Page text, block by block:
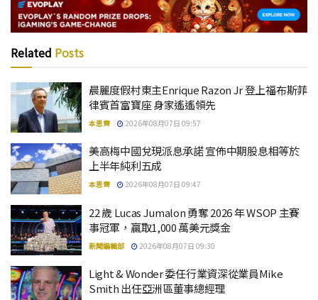
Related Posts
晨麗度假村東主Enrique Razon Jr 登上福布斯菲
律賓首富寶座 身家遙遙領先
本思齊 2026年08月07日 09:57
美高梅中國兌現派息承諾 宣佈中期股息相等於
上半年純利五成
本思齊 2026年08月07日 09:47
22 歲 Lucas Jumalon 勇奪 2026 年 WSOP 主賽
事冠軍，贏取1,000 萬美元獎金
新聞編輯部 2026年08月07日 09:30
Light & Wonder 委任行業資深從業員Mike
Smith 出任亞洲區董事總經理